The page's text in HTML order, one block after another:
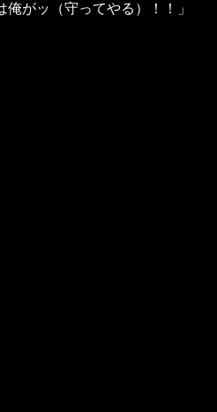
俺がッ（守ってやる）！！」